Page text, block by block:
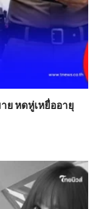
ย หดหู่เหยื่ออายุ